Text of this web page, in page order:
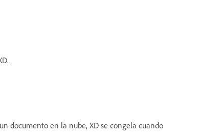
documento en la nube, XD se congela cuando